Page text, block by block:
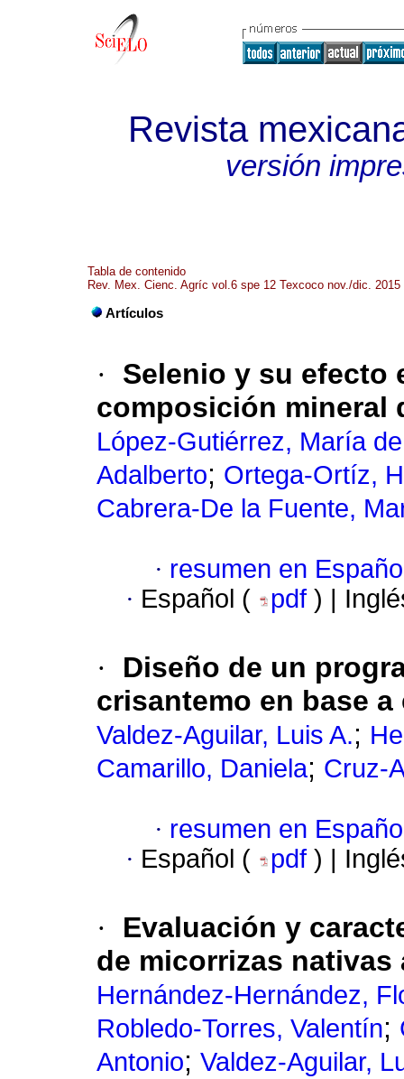
Revista
versión
Tabla de contenido
Rev. Mex. Cienc. Agríc vol.6 spe 12 Texcoco nov./dic. 2015
Artículos
·
Selenio y su efecto
composición mineral
López-Gutiérrez, María
Adalberto; Ortega-Ortíz,
Cabrera-De la Fuente,
· resumen en
· Español ( pdf ) |
·
Diseño de un
crisantemo en base
Valdez-Aguilar, Luis A.;
Camarillo, Daniela; Cruz-
· resumen en
· Español ( pdf ) |
·
Evaluación y
de micorrizas
Hernández-Hernández,
Robledo-Torres, Valentín;
Antonio; Valdez-Aguilar,